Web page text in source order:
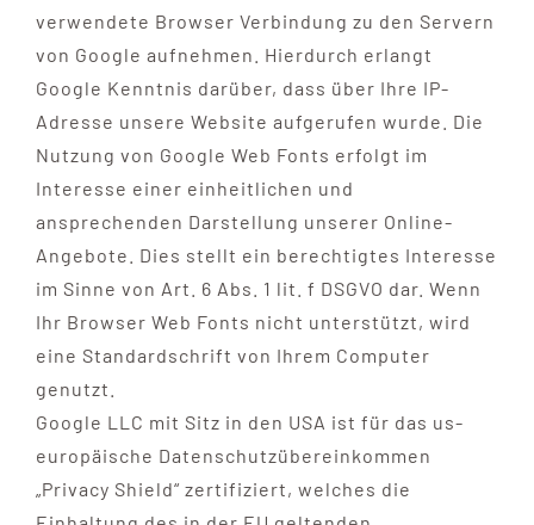
verwendete Browser Verbindung zu den Servern
von Google aufnehmen. Hierdurch erlangt
Google Kenntnis darüber, dass über Ihre IP-
Adresse unsere Website aufgerufen wurde. Die
Nutzung von Google Web Fonts erfolgt im
Interesse einer einheitlichen und
ansprechenden Darstellung unserer Online-
Angebote. Dies stellt ein berechtigtes Interesse
im Sinne von Art. 6 Abs. 1 lit. f DSGVO dar. Wenn
Ihr Browser Web Fonts nicht unterstützt, wird
eine Standardschrift von Ihrem Computer
genutzt.
Google LLC mit Sitz in den USA ist für das us-
europäische Datenschutzübereinkommen
„Privacy Shield“ zertifiziert, welches die